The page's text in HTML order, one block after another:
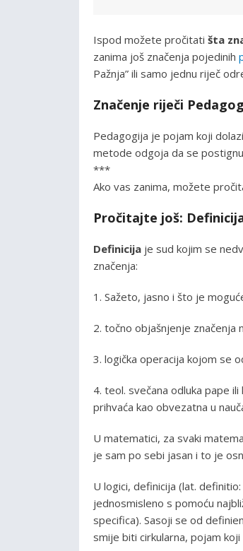
Ispod možete pročitati šta
zanima još značenja pojedinih
Pažnja” ili samo jednu riječ
Značenje riječi
Pedagogija je pojam koji
metode odgoja da se
***
Ako vas zanima, možete
Pročitajte još:
Definicija je sud kojim se
značenja:
1. Sažeto, jasno i što je
2. točno objašnjenje značenja
3. logička operacija kojom se
4. teol. svečana odluka pape
prihvaća kao obvezatna u
U matematici, za svaki
je sam po sebi jasan i to je
U logici, definicija (lat.
jednosmisleno s pomoću
specifica). Sasoji se od
smije biti cirkularna, pojam